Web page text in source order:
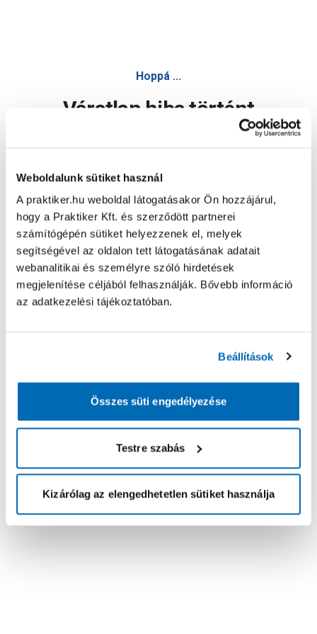
Weboldalunk sütiket használ
A praktiker.hu weboldal látogatásakor Ön hozzájárul,
hogy a Praktiker Kft. és szerződött partnerei
számítógépén sütiket helyezzenek el, melyek
segítségével az oldalon tett látogatásának adatait
webanalitikai és személyre szóló hirdetések
megjelenítése céljából felhasználják. Bővebb információ
az adatkezelési tájékoztatóban.
Beállítások
Összes süti engedélyezése
Testre szabás
Kizárólag az elengedhetetlen sütiket használja
Hoppá ...
Váratlan hiba történt
Oldal újratöltése